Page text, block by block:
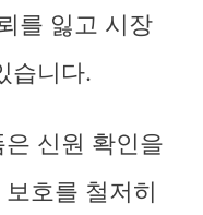
를 잃고 시장
습니다.
신원 확인을
호를 철저히